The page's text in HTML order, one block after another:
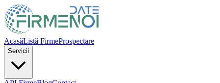
AcasăListă FirmeProspectare
Servicii